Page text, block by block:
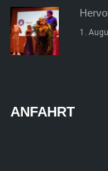
1.
ANFAHRT